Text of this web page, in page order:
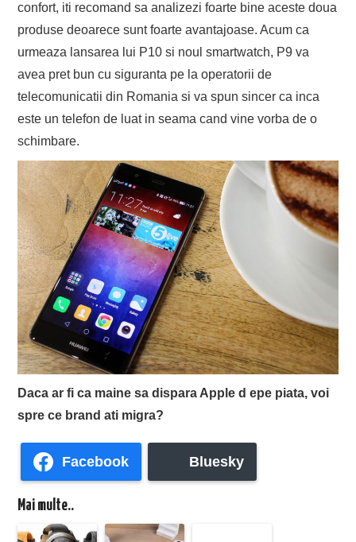
confort, iti recomand sa analizezi foarte bine aceste doua
produse deoarece sunt foarte avantajoase. Acum ca
urmeaza lansarea lui P10 si noul smartwatch, P9 va
avea pret bun cu siguranta pe la operatorii de
telecomunicatii din Romania si va spun sincer ca inca
este un telefon de luat in seama cand vine vorba de o
schimbare.
Daca ar fi ca maine sa dispara Apple d epe piata, voi
spre ce brand ati migra?
Facebook Bluesky
Mai multe..